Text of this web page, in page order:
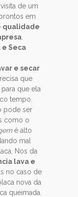
de um
em
qualidade
e Seca
e secar
que
que ela
tempo.
pode ser
como o
é alto
mal
Nos da
lava e
no caso de
nova da
queimada.